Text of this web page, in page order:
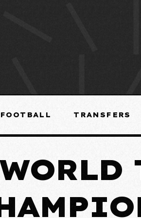
FOOTBALL TRANSFERS
WORLD